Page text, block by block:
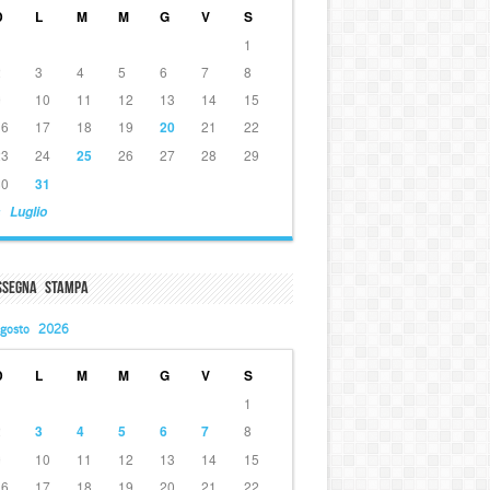
L M M G V S
Luglio
1
3 4 5 6 7
8
10 11 12 13 14
15
17 18 19 20 21
22
24 25 26 27 28
29
31
Stampa
2026
L M M G V S
1
3 4 5 6 7
8
10 11 12 13 14
15
17 18 19 20 21 22